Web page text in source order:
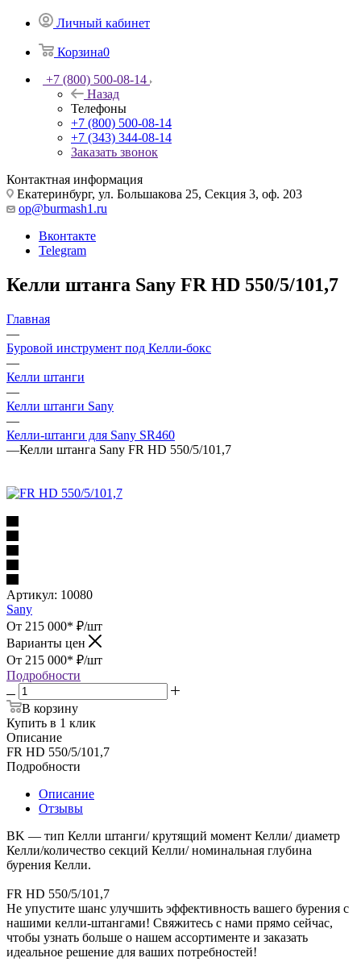
Личный кабинет
Корзина0
+7 (800) 500-08-14
Назад
Телефоны
+7 (800) 500-08-14
+7 (343) 344-08-14
Заказать звонок
Контактная информация
Екатеринбург, ул. Большакова 25, Секция 3, оф. 203
op@burmash1.ru
Вконтакте
Telegram
Келли штанга Sany FR HD 550/5/101,7
Главная
—
Буровой инструмент под Келли-бокс
—
Келли штанги
—
Келли штанги Sany
—
Келли-штанги для Sany SR460
—Келли штанга Sany FR HD 550/5/101,7
Артикул: 10080
Sany
От 215 000* ₽/шт
Варианты цен
От 215 000* ₽/шт
Подробности
В корзину
Купить в 1 клик
Описание
FR HD 550/5/101,7
Подробности
Описание
Отзывы
BK — тип Келли штанги/ крутящий момент Келли/ диаметр
Келли/количество секций Келли/ номинальная глубина
бурения Келли.
FR HD 550/5/101,7
Не упустите шанс улучшить эффективность вашего бурения с
нашими келли-штангами! Свяжитесь с нами прямо сейчас,
чтобы узнать больше о нашем ассортименте и заказать
идеальное решение для ваших потребностей!